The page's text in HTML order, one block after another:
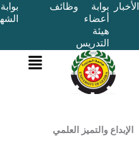
بوابة
التدريس
وظائف
الشهادات
بوابة
والتميز العلمي
القائمة